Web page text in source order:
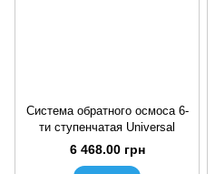
Система обратного осмоса 6-
ти ступенчатая Universal
6 468.00 грн